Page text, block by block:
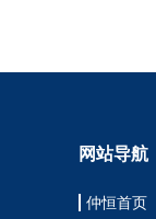
网站导航
仲恒首页